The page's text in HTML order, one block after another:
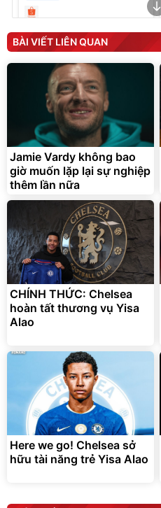
Máy ép chậm trái cây
Elmich JEE 1855OL
3.000.000đ
2.143.650đ
Flash Sale
Bạt phủ xe ô tô cao cấp,
tráng nhôm 03 lớp
392.000 đ
325.000đ
Đã bán nhiều
BÀI VIẾT LIÊN QUAN
Jamie Vardy không bao
giờ muốn lặp lại sự nghiệp
thêm lần nữa
CHÍNH THỨC: Chelsea
hoàn tất thương vụ Yisa
Alao
Here we go! Chelsea sở
hữu tài năng trẻ Yisa Alao